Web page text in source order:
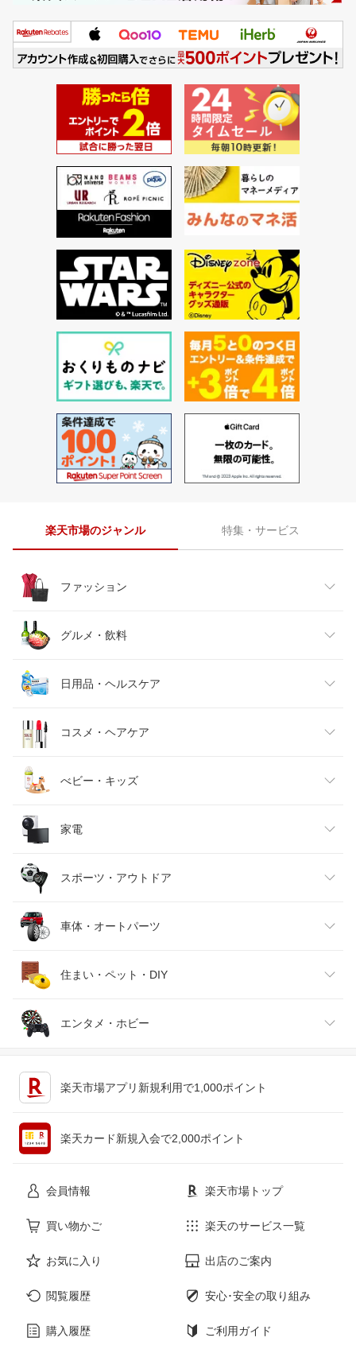
楽天市場のジャンル 特集・サービス
ファッション
レディースファッション
メンズファッション
キッズファッション
ベビーファッション
インナー・下着・ナイトウェア
バッグ・小物・ブランド雑貨
靴
腕時計
ジュエリー・アクセサリー
グルメ・飲料
食品
スイーツ・お菓子
水・ソフトドリンク
ビール・洋酒
ワイン
日本酒・焼酎
日用品・ヘルスケア
日用品雑貨・文房具・手芸
ダイエット・健康
医薬品・コンタクト・介護
コスメ・ヘアケア
美容・コスメ・香水
べビー・キッズ
キッズ・ベビー・マタニティ
おもちゃ
家電
家電
TV・オーディオ・カメラ
スマートフォン・タブレット
パソコン・周辺機器
スポーツ・アウトドア
スポーツ・アウトドア
ゴルフ
車体・オートパーツ
車用品・バイク用品
車・バイク
住まい・ペット・DIY
インテリア・寝具・収納
エンタメ・ホビー
本・雑誌・コミック
楽天市場アプリ新規利用で1,000ポイント
楽天カード新規入会で2,000ポイント
会員情報 楽天市場トップ
買い物かご 楽天のサービス一覧
お気に入り 出店のご案内
閲覧履歴 安心･安全の取り組み
購入履歴 ご利用ガイド